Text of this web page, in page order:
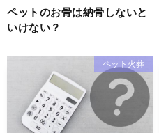
ペットのお骨は納骨しないと
いけない？
ペット火葬